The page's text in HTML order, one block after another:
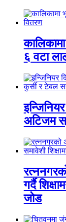
६ वटा
अटिजम
गर्दै
जोड